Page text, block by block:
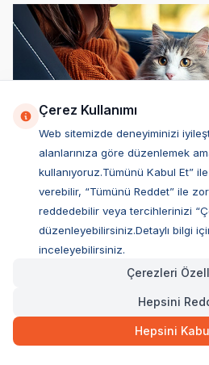
Kediler seyahat eder mi?
Evet, kediler seyahat
seyahate farklı tepki
ortamlarda daha huzurlu
stres yaşayabilir. Kedilerle
alıştırma yapmak, küçük
hissetmesine yardımcı
Kediler seyahat sever mi?
Çerez Kullanımı
Web sitemizde deneyiminizi
alanlarınıza göre düzenlemek
kullanıyoruz.Tümünü Kabul Et”
verebilir, “Tümünü Reddet” ile
reddedebilir veya tercihlerinizi
düzenleyebilirsiniz.Detaylı bilgi
inceleyebilirsiniz.
Çerezleri
Hepsini
Hepsini